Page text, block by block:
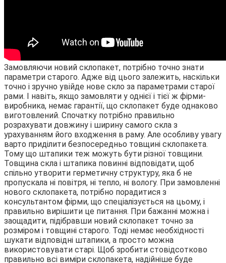
Замовляючи новий склопакет, потрібно точно знати
параметри старого. Адже від цього залежить, наскільки
точно і зручно увійде нове скло за параметрами старої
рами. І навіть, якщо замовляти у однієї і тієї ж фірми-
виробника, немає гарантії, що склопакет буде однаково
виготовлений. Спочатку потрібно правильно
розрахувати довжину і ширину самого скла з
урахуванням його входження в раму. Але особливу увагу
варто приділити безпосередньо товщині склопакета.
Тому що штапики теж можуть бути різної товщини.
Товщина скла і штапика повинні відповідати, щоб
спільно утворити герметичну структуру, яка б не
пропускала ні повітря, ні тепло, ні вологу. При замовленні
нового склопакета, потрібно порадитися з
консультантом фірми, що спеціалізується на цьому, і
правильно вирішити це питання. При бажанні можна і
заощадити, підібравши новий склопакет точно за
розміром і товщині старого. Тоді немає необхідності
шукати відповідні штапики, а просто можна
використовувати старі. Щоб зробити стовідсотково
правильно всі виміри склопакета, надійніше буде